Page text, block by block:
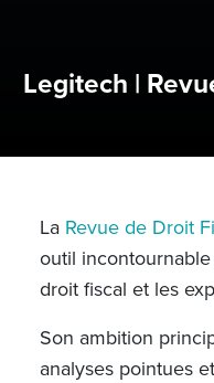
Legitech |
La Revue de Droit
outil
droit fiscal et les
Son ambition
analyses pointues